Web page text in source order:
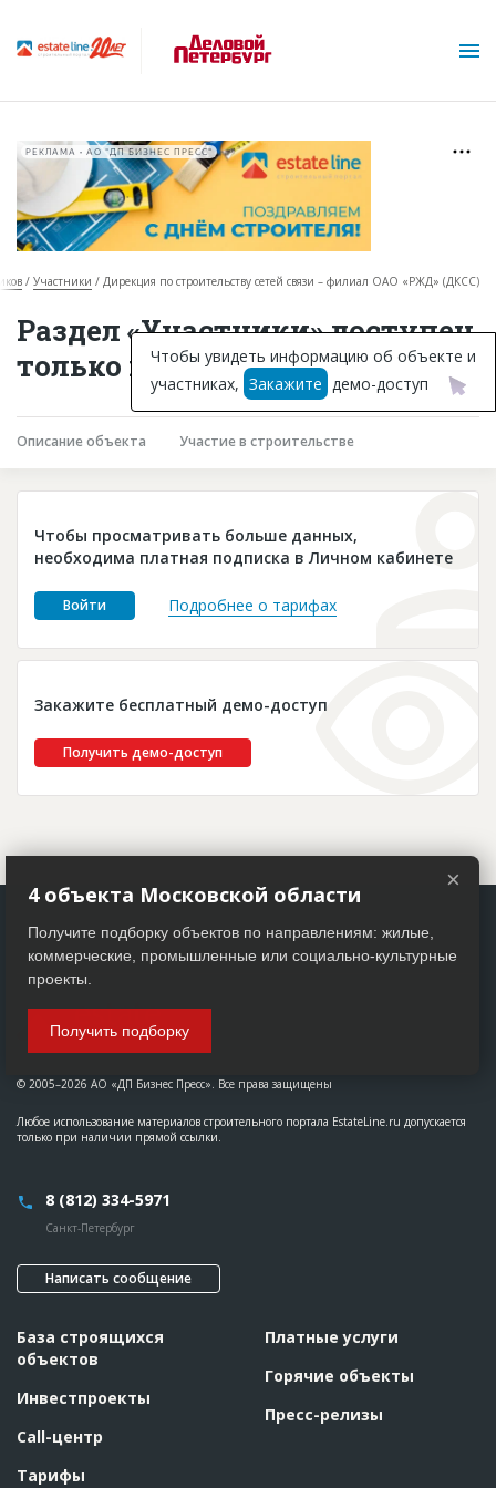
Горячие объекты
База строящихся объектов
Инвестпроекты
Глоссарий
Платные услуги
Пресс-релизы
РЕКЛАМА • АО "ДП БИЗНЕС ПРЕСС"
Участники Дирекция по строительству сетей связи – филиал ОАО «РЖД» (ДКСС)
Раздел «Участники» доступен
только подписчикам
Описание объекта Участие в строительстве
Чтобы просматривать больше данных,
необходима платная подписка в Личном кабинете
Войти Подробнее о тарифах
Закажите бесплатный демо-доступ
Получить демо-доступ
Чтобы увидеть информацию об объекте и
участниках, Закажите демо-доступ
© 2005–2026 АО «ДП Бизнес Пресс». Все права защищены
Любое использование материалов строительного портала EstateLine.ru допускается
только при наличии прямой ссылки.
8 (812) 334-5971
Санкт-Петербург
Написать сообщение
База строящихся
объектов
Инвестпроекты
Call-центр
Тарифы
Платные услуги
Горячие объекты
Пресс-релизы
×
4 объекта Московской области
Получите подборку объектов по направлениям: жилые,
коммерческие, промышленные или социально-культурные
проекты.
Получить подборку